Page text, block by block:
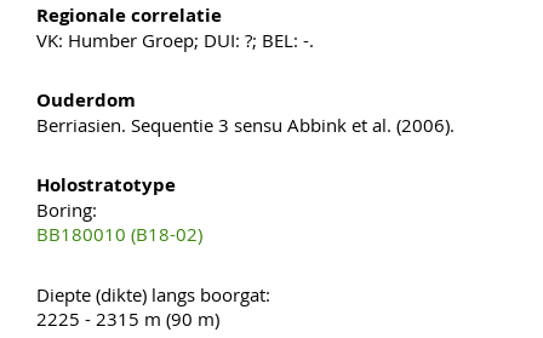
Regionale correlatie
VK: Humber Groep; DUI: ?; BEL: -.
Ouderdom
Berriasien. Sequentie 3 sensu Abbink et al. (2006).
Holostratotype
Boring:
BB180010 (B18-02)
Diepte (dikte) langs boorgat:
2225 - 2315 m (90 m)